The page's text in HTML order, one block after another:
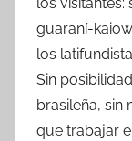
los
guaraní-
los
Sin
brasileña, sin
que trabajar